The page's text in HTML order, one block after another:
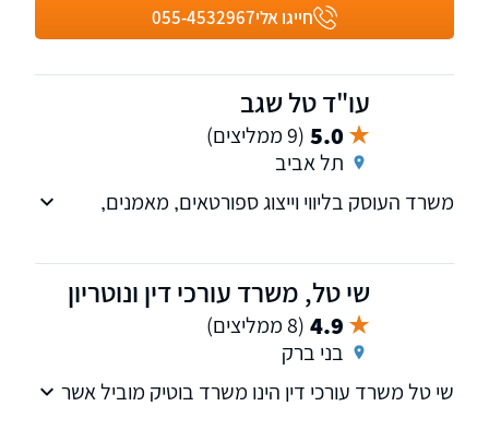
חייגו אלי055-4532967
עו"ד טל שגב
5.0 (9 ממליצים)
תל אביב
משרד העוסק בליווי וייצוג ספורטאים, מאמנים,
שי טל, משרד עורכי דין ונוטריון
4.9 (8 ממליצים)
בני ברק
שי טל משרד עורכי דין הינו משרד בוטיק מוביל אשר